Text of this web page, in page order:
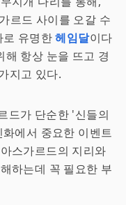
르드 사이를 오갈 수
로 유명한헤임달이다
항상 눈을 뜨고 경
지고 있다.
드가 단순한 '신들의
에서 중요한 이벤트
스가르드의 지리와
하는데 꼭 필요한 부